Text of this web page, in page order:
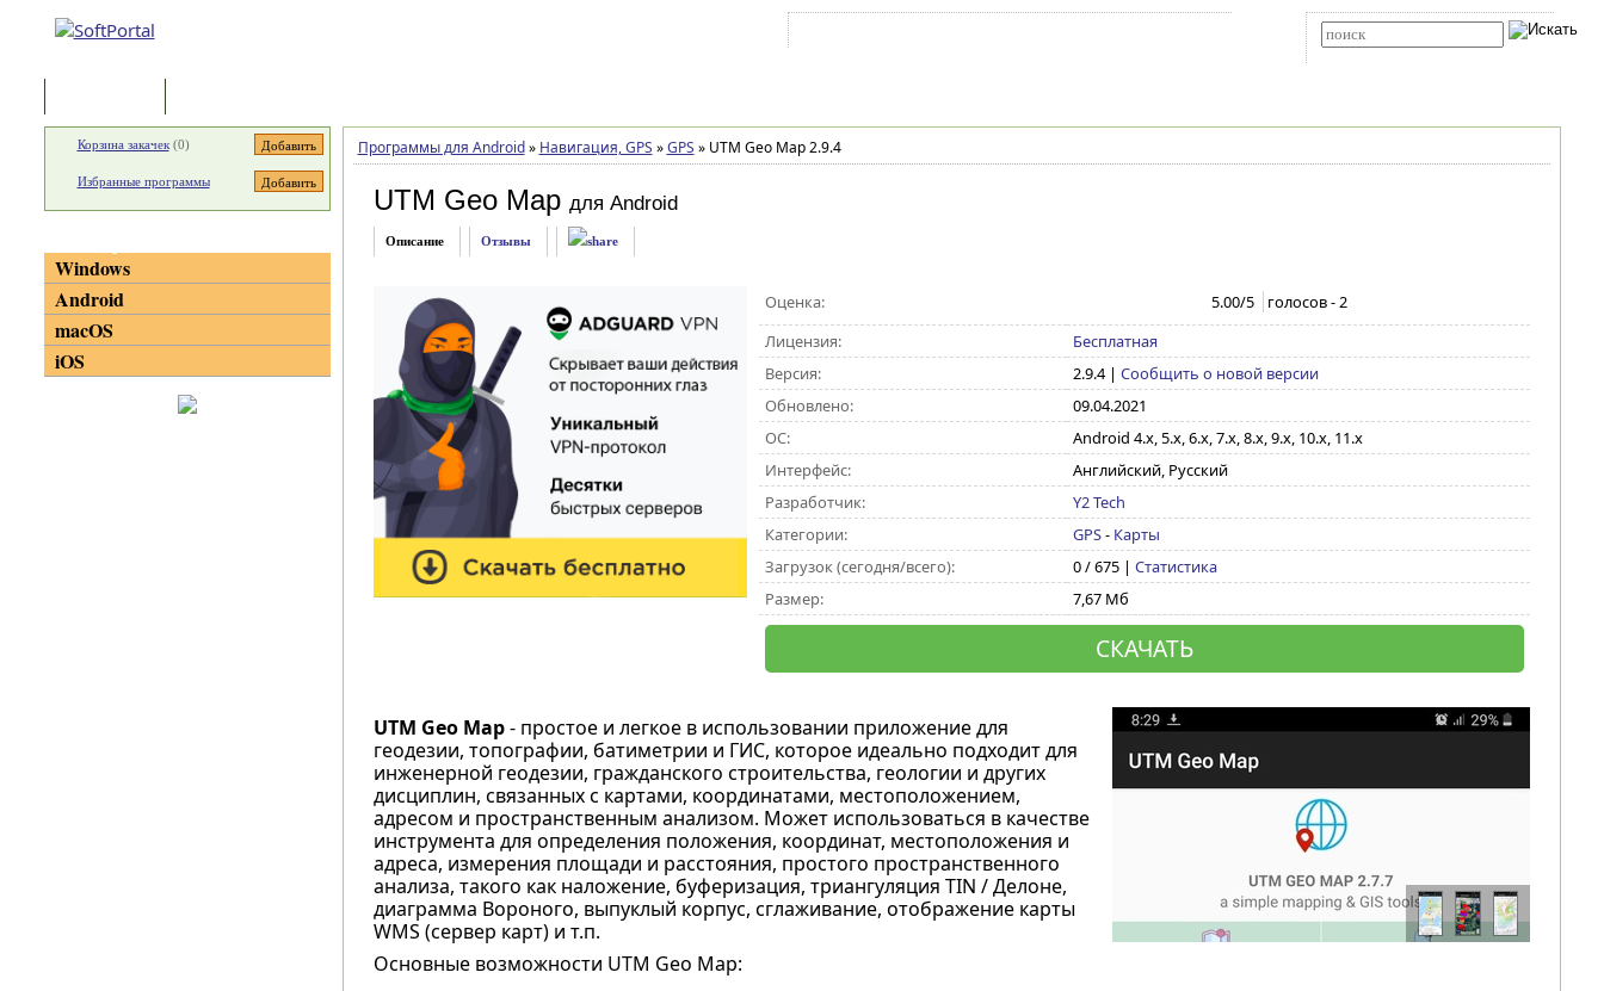
Программы для Android » Навигация, GPS » GPS »UTM Geo Map 2.9.4
UTM Geo Map для Android
Описание Отзывы
Оценка: 5.00/5 голосов -2
Лицензия:
Бесплатная
Версия:
2.9.4| Сообщить о новой версии
Обновлено:
09.04.2021
ОС:
Android 4.x, 5.x, 6.x, 7.x, 8.x, 9.x, 10.x, 11.x
Интерфейс:
Английский, Русский
Разработчик:
Y2 Tech
Категории:
GPS- Карты
Загрузок (сегодня/всего):
0 / 675 | Статистика
Размер:
7,67 Мб
СКАЧАТЬ
UTM Geo Map- простое и легкое в использовании приложение для
геодезии, топографии, батиметрии и ГИС, которое идеально подходит для
инженерной геодезии, гражданского строительства, геологии и других
дисциплин, связанных с картами, координатами, местоположением,
адресом и пространственным анализом. Может использоваться в качестве
инструмента для определения положения, координат, местоположения и
адреса, измерения площади и расстояния, простого пространственного
анализа, такого как наложение, буферизация, триангуляция TIN / Делоне,
диаграмма Вороного, выпуклый корпус, сглаживание, отображение карты
WMS (сервер карт) и т.п.
Основные возможности UTM Geo Map:
Корзина закачек(0)
Избранные программы
Windows
Android
macOS
iOS